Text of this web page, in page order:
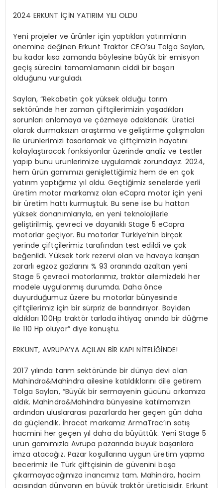
2024 ERKUNT İÇİN YATIRIM YILI OLDU
Yeni projeler ve ürünler için yaptıkları yatırımların
önemine değinen Erkunt Traktör CEO’su Tolga Saylan,
bu kadar kısa zamanda böylesine büyük bir emisyon
geçiş sürecini tamamlamanın ciddi bir başarı
olduğunu vurguladı.
Saylan, “Rekabetin çok yüksek olduğu tarım
sektöründe her zaman çiftçilerimizin yaşadıkları
sorunları anlamaya ve çözmeye odaklandık. Üretici
olarak durmaksızın araştırma ve geliştirme çalışmaları
ile ürünlerimizi tasarlamak ve çiftçimizin hayatını
kolaylaştıracak fonksiyonlar üzerinde analiz ve testler
yapıp bunu ürünlerimize uygulamak zorundayız. 2024,
hem ürün gamımızı genişlettiğimiz hem de en çok
yatırım yaptığımız yıl oldu. Geçtiğimiz senelerde yerli
üretim motor markamız olan eCapra motor için yeni
bir üretim hattı kurmuştuk. Bu sene ise bu hattan
yüksek donanımlarıyla, en yeni teknolojilerle
geliştirilmiş, çevreci ve dayanıklı Stage 5 eCapra
motorlar geçiyor. Bu motorlar Türkiye’nin birçok
yerinde çiftçilerimiz tarafından test edildi ve çok
beğenildi. Yüksek tork rezervi olan ve havaya karışan
zararlı egzoz gazlarını % 93 oranında azaltan yeni
Stage 5 çevreci motorlarımız, traktör ailemizdeki her
modele uygulanmış durumda. Daha önce
duyurduğumuz üzere bu motorlar bünyesinde
çiftçilerimiz için bir sürpriz de barındırıyor. Bayiden
aldıkları 100Hp traktör tarlada ihtiyaç anında bir düğme
ile 110 Hp oluyor” diye konuştu.
ERKUNT, AVRUPA’YA AÇILAN BİR KAPI NİTELİĞİNDE!
2017 yılında tarım sektöründe bir dünya devi olan
Mahindra&Mahindra ailesine katıldıklarını dile getirem
Tolga Saylan, “Büyük bir sermayenin gücünü arkamıza
aldık. Mahindra&Mahindra bünyesine katılmamızın
ardından uluslararası pazarlarda her geçen gün daha
da güçlendik. İhracat markamız ArmaTrac’ın satış
hacmini her geçen yıl daha da büyüttük. Yeni Stage 5
ürün gamımızla Avrupa pazarında büyük başarılara
imza atacağız. Pazar koşullarına uygun üretim yapma
becerimiz ile Türk çiftçisinin de güvenini boşa
çıkarmayacağımıza inancımız tam. Mahindra, hacim
açısından dünyanın en büyük traktör üreticisidir. Erkunt